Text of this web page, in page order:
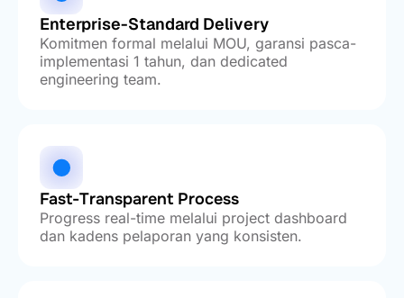
Enterprise-Standard Delivery
Komitmen formal melalui MOU, garansi pasca-
implementasi 1 tahun, dan dedicated
engineering team.
Fast-Transparent Process
Progress real-time melalui project dashboard
dan kadens pelaporan yang konsisten.